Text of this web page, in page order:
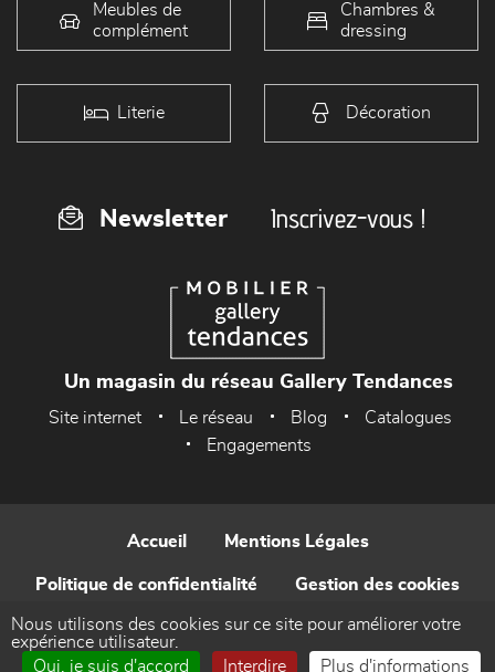
Meubles de
complément
Chambres &
dressing
Literie Décoration
Newsletter Inscrivez-vous !
Un magasin du réseau Gallery Tendances
Site internet Le réseau Blog
Catalogues
Engagements
Accueil Mentions Légales
Politique de confidentialité Gestion des cookies
Contact
Nous utilisons des cookies sur ce site pour améliorer votre
expérience utilisateur.
Oui, je suis d'accord
Interdire Plus d'informations